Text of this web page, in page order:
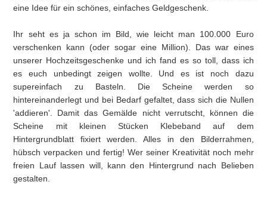
eine Idee für ein schönes, einfaches Geldgeschenk.
Ihr seht es ja schon im Bild, wie leicht man 100.000 Euro
verschenken kann (oder sogar eine Million). Das war eines
unserer Hochzeitsgeschenke und ich fand es so toll, dass ich
es euch unbedingt zeigen wollte. Und es ist noch dazu
supereinfach zu Basteln. Die Scheine werden so
hintereinanderlegt und bei Bedarf gefaltet, dass sich die Nullen
'addieren'. Damit das Gemälde nicht verrutscht, können die
Scheine mit kleinen Stücken Klebeband auf dem
Hintergrundblatt fixiert werden. Alles in den Bilderrahmen,
hübsch verpacken und fertig! Wer seiner Kreativität noch mehr
freien Lauf lassen will, kann den Hintergrund nach Belieben
gestalten.